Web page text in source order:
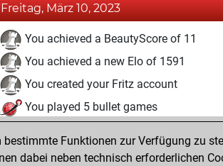
Freitag, März 10, 2023
You achieved a BeautyScore of 11
You achieved a new Elo of 1591
You created your Fritz account
You played 5 bullet games
You played 6 slow games
Funktionen zur Verfügung zu
dabei neben technisch erforderlichen